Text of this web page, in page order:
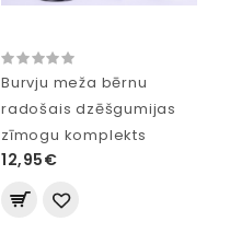
Burvju meža bērnu
radošais dzēšgumijas
zīmogu komplekts
12,95€